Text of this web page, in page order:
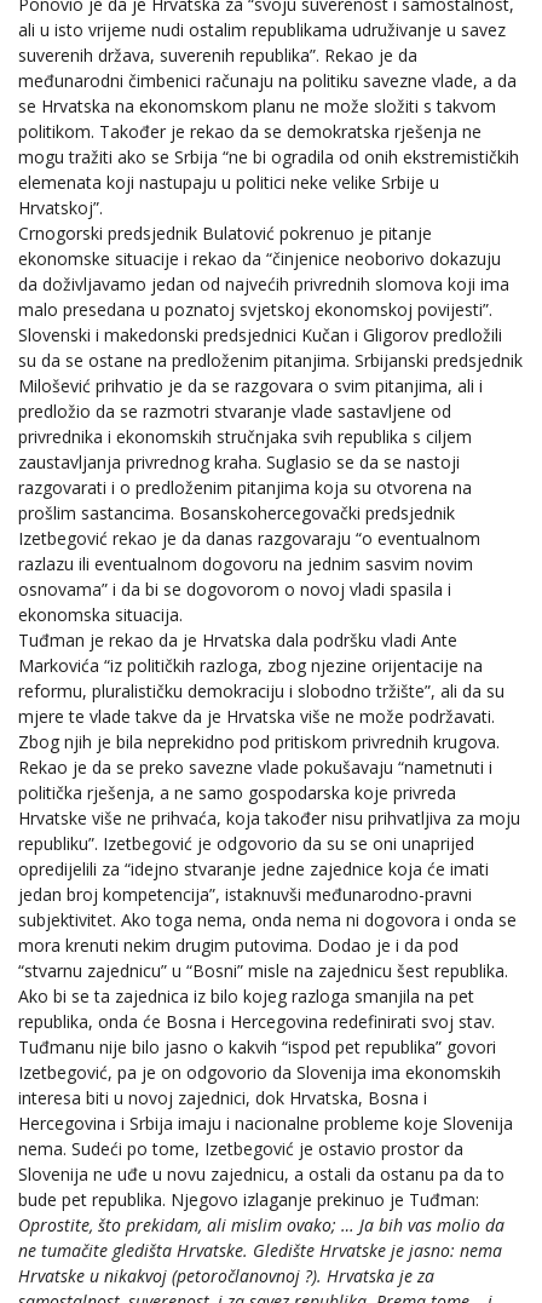
Ponovio je da je Hrvatska za “svoju suverenost i samostalnost,
ali u isto vrijeme nudi ostalim republikama udruživanje u savez
suverenih država, suverenih republika”. Rekao je da
međunarodni čimbenici računaju na politiku savezne vlade, a da
se Hrvatska na ekonomskom planu ne može složiti s takvom
politikom. Također je rekao da se demokratska rješenja ne
mogu tražiti ako se Srbija “ne bi ogradila od onih ekstremističkih
elemenata koji nastupaju u politici neke velike Srbije u
Hrvatskoj”.
Crnogorski predsjednik Bulatović pokrenuo je pitanje
ekonomske situacije i rekao da “činjenice neoborivo dokazuju
da doživljavamo jedan od najvećih privrednih slomova koji ima
malo presedana u poznatoj svjetskoj ekonomskoj povijesti”.
Slovenski i makedonski predsjednici Kučan i Gligorov predložili
su da se ostane na predloženim pitanjima. Srbijanski predsjednik
Milošević prihvatio je da se razgovara o svim pitanjima, ali i
predložio da se razmotri stvaranje vlade sastavljene od
privrednika i ekonomskih stručnjaka svih republika s ciljem
zaustavljanja privrednog kraha. Suglasio se da se nastoji
razgovarati i o predloženim pitanjima koja su otvorena na
prošlim sastancima. Bosanskohercegovački predsjednik
Izetbegović rekao je da danas razgovaraju “o eventualnom
razlazu ili eventualnom dogovoru na jednim sasvim novim
osnovama” i da bi se dogovorom o novoj vladi spasila i
ekonomska situacija.
Tuđman je rekao da je Hrvatska dala podršku vladi Ante
Markovića “iz političkih razloga, zbog njezine orijentacije na
reformu, pluralističku demokraciju i slobodno tržište”, ali da su
mjere te vlade takve da je Hrvatska više ne može podržavati.
Zbog njih je bila neprekidno pod pritiskom privrednih krugova.
Rekao je da se preko savezne vlade pokušavaju “nametnuti i
politička rješenja, a ne samo gospodarska koje privreda
Hrvatske više ne prihvaća, koja također nisu prihvatljiva za moju
republiku”. Izetbegović je odgovorio da su se oni unaprijed
opredijelili za “idejno stvaranje jedne zajednice koja će imati
jedan broj kompetencija”, istaknuvši međunarodno-pravni
subjektivitet. Ako toga nema, onda nema ni dogovora i onda se
mora krenuti nekim drugim putovima. Dodao je i da pod
“stvarnu zajednicu” u “Bosni” misle na zajednicu šest republika.
Ako bi se ta zajednica iz bilo kojeg razloga smanjila na pet
republika, onda će Bosna i Hercegovina redefinirati svoj stav.
Tuđmanu nije bilo jasno o kakvih “ispod pet republika” govori
Izetbegović, pa je on odgovorio da Slovenija ima ekonomskih
interesa biti u novoj zajednici, dok Hrvatska, Bosna i
Hercegovina i Srbija imaju i nacionalne probleme koje Slovenija
nema. Sudeći po tome, Izetbegović je ostavio prostor da
Slovenija ne uđe u novu zajednicu, a ostali da ostanu pa da to
bude pet republika. Njegovo izlaganje prekinuo je Tuđman:
Oprostite, što prekidam, ali mislim ovako; … Ja bih vas molio da
ne tumačite gledišta Hrvatske. Gledište Hrvatske je jasno: nema
Hrvatske u nikakvoj (petoročlanovnoj ?). Hrvatska je za